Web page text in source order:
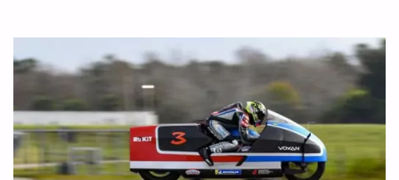
MOTO
3"